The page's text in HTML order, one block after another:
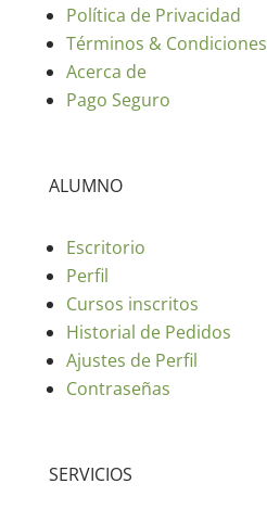
Política de Privacidad
Términos & Condiciones
Acerca de
Pago Seguro
ALUMNO
Escritorio
Perfil
Cursos inscritos
Historial de Pedidos
Ajustes de Perfil
Contraseñas
SERVICIOS